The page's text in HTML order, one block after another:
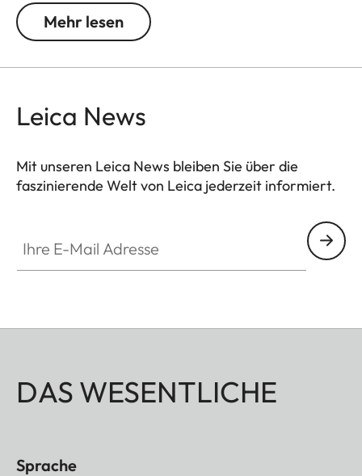
Belichtungszeiten. Dabei bildet die Stütze aufgrund
ihres Designs und der schwarzen Lackierung eine
Mehr lesen
Leica News
Mit unseren Leica News bleiben Sie über die
faszinierende Welt von Leica jederzeit informiert.
DAS WESENTLICHE
Sprache